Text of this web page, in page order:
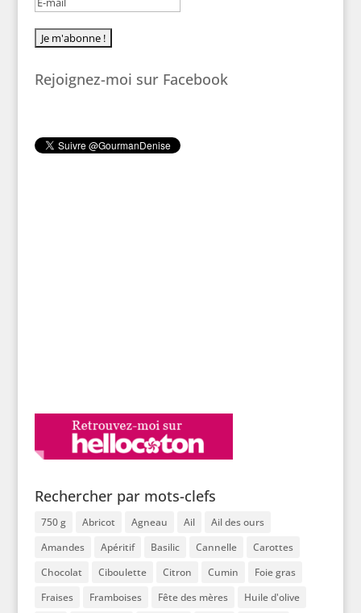
Rejoignez-moi sur Facebook
Rechercher par mots-clefs
750 g Abricot Agneau Ail
Ail des ours
Amandes
Apéritif Basilic Cannelle
Carottes
Chocolat
Ciboulette Citron Cumin
Foie gras
Fraises
Framboises Fête des mères Huile d'olive